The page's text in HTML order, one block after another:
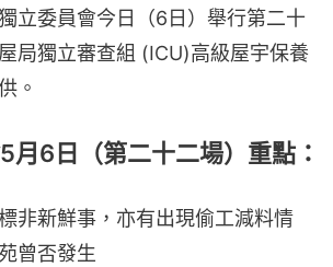
立委員會今日（6日）舉行第二十
局獨立審查組 (ICU)高級屋宇保養
。
月6日（第二十二場）重點：
非新鮮事，亦有出現偷工減料情
曾否發生